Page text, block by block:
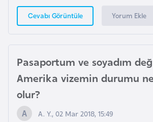
Cevabı Görüntüle Yorum Ekle
Pasaportum ve soyadım
Amerika vizemin durumu ne
olur?
A. Y., 02 Mar 2018, 15:49
r
s
t
a
n
E
r